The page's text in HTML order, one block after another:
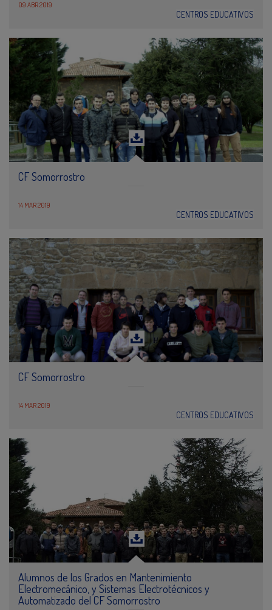
09 ABR 2019
CENTROS EDUCATIVOS
CF Somorrostro
14 MAR 2019
CENTROS EDUCATIVOS
CF Somorrostro
14 MAR 2019
CENTROS EDUCATIVOS
Alumnos de los Grados en Mantenimiento
Electromecánico, y Sistemas Electrotécnicos y
Automatizado del CF Somorrostro